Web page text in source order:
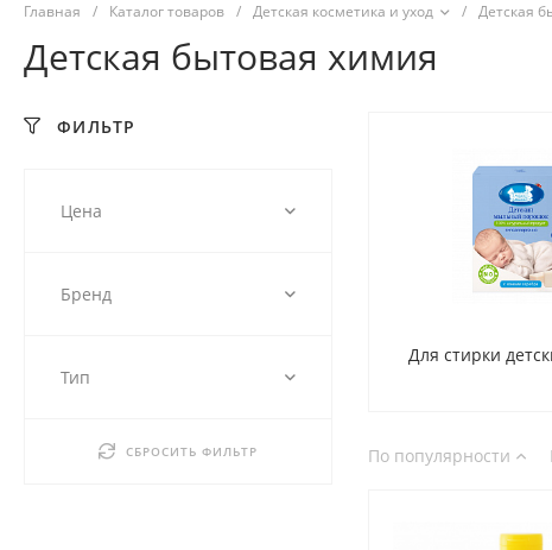
Главная / Каталог товаров / Детская косметика и уход / Детская
Детская бытовая химия
ФИЛЬТР
Цена
Бренд
Тип
СБРОСИТЬ ФИЛЬТР
Для стирки
По популярности